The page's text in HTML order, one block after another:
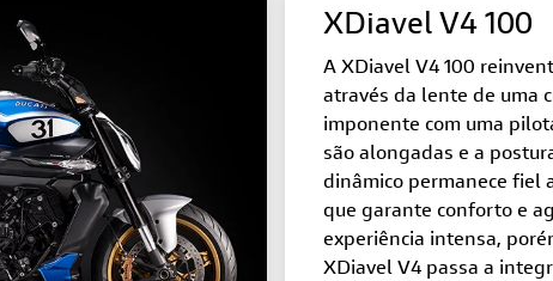
XDiavel V4 100
A XDiavel V4 100
através da lente de uma
imponente com uma
são alongadas e a
dinâmico permanece fiel
que garante conforto e
experiência intensa,
XDiavel V4 passa a